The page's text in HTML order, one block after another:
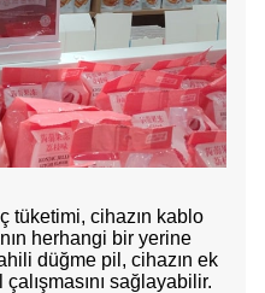
tüketimi, cihazın kablo
herhangi bir yerine
düğme pil, cihazın ek
sağlayabilir.